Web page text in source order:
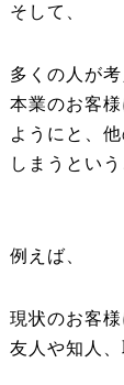
そして、
多くの人が考
本業のお客
ようにと、
しまうという
例えば、
現状のお客様
友人や知人、